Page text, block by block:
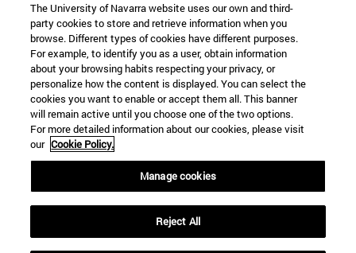
The University of Navarra website uses our own and third-
party cookies to store and retrieve information when you
browse. Different types of cookies have different purposes.
For example, to identify you as a user, obtain information
about your browsing habits respecting your privacy, or
personalize how the content is displayed. You can select the
cookies you want to enable or accept them all. This banner
will remain active until you choose one of the two options.
For more detailed information about our cookies, please visit
our Cookie Policy.
Manage cookies
Reject All